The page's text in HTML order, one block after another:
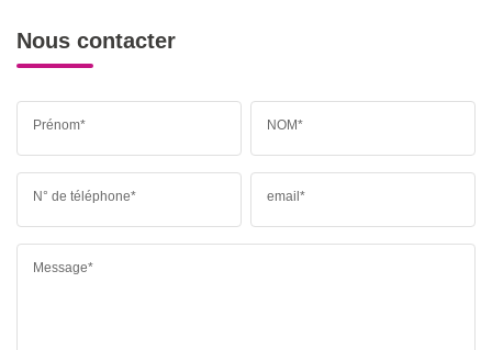
Nous contacter
Prénom* NOM*
N° de téléphone* email*
Message*